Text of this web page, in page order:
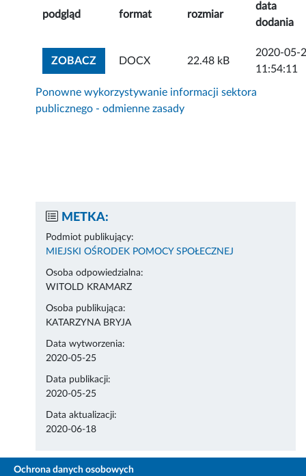
podgląd format rozmiar
data
dodania
ZOBACZZOBACZ ZAŁĄCZNIK
DOCX 22.48 kB
2020-05-
11:54:11
Ponowne wykorzystywanie informacji sektora
publicznego - odmienne zasady
METKA:
Podmiot publikujący:
MIEJSKI OŚRODEK POMOCY SPOŁECZNEJ
Osoba odpowiedzialna:
WITOLD KRAMARZ
Osoba publikująca:
KATARZYNA BRYJA
Data wytworzenia:
2020-05-25
Data publikacji:
2020-05-25
Data aktualizacji:
2020-06-18
Ochrona danych osobowych